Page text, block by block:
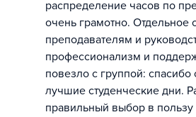
распределение часов по
очень грамотно. Отдельное
преподавателям и
профессионализм и
повезло с группой:
лучшие студенческие дни.
правильный выбор в пользу